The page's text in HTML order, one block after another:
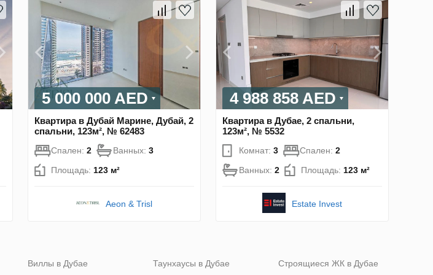
5 000 000 AED
Квартира в Дубай Марине, Дубай, 2
спальни, 123м², № 62483
Спален: 2 Ванных: 3
Площадь: 123 м²
Aeon & Trisl
4 988 858 AED
Квартира в Дубае, 2 спальни,
123м², № 5532
Комнат: 3 Спален: 2
Ванных: 2 Площадь: 123 м²
Estate Invest
Виллы в Дубае
Таунхаусы в Дубае
Строящиеся ЖК в Дубае